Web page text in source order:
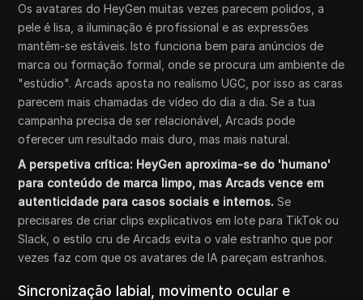
Os avatares do HeyGen muitas vezes parecem polidos, a
pele é lisa, a iluminação é profissional e as expressões
mantêm-se estáveis. Isto funciona bem para anúncios de
marca ou formação formal, onde se procura um ambiente de
"estúdio". Arcads aposta no realismo UGC, por isso as caras
parecem mais chamadas de vídeo do dia a dia. Se a tua
campanha precisa de ser relacionável, Arcads pode
oferecer um resultado mais duro, mas mais natural.
A perspetiva crítica: HeyGen aproxima-se do 'humano'
para conteúdo de marca limpo, mas Arcads vence em
autenticidade para casos sociais e internos. Se
precisares de criar clips explicativos em lote para TikTok ou
Slack, o estilo cru de Arcads evita o vale estranho que por
vezes faz com que os avatares de IA pareçam estranhos.
Sincronização labial, movimento ocular e